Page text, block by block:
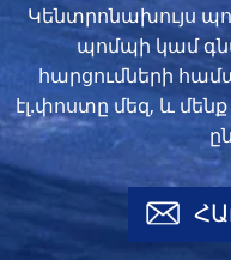
Կենտրոնախույս
պոմպի կամ
հարցումների
էլ.փոստը մեզ, և